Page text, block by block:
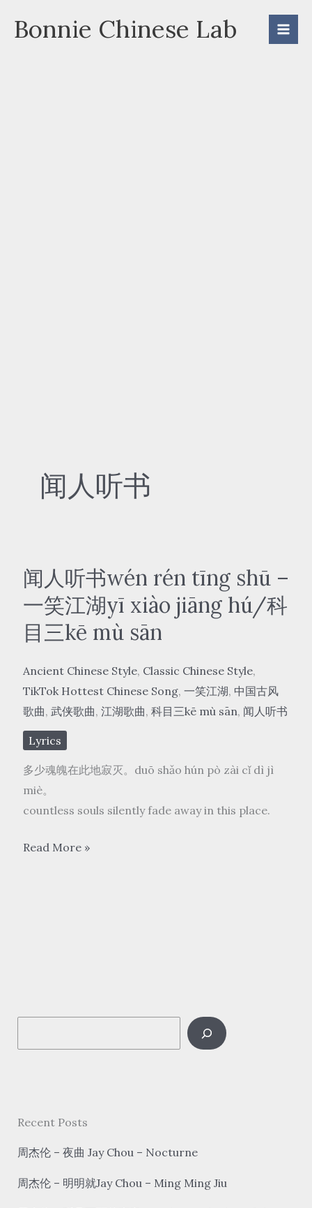
Bonnie Chinese Lab
闻人听书
闻人听书wén rén tīng shū –
一笑江湖yī xiào jiāng hú/科
目三kē mù sān
Ancient Chinese Style, Classic Chinese Style,
TikTok Hottest Chinese Song, 一笑江湖, 中国古风
歌曲, 武侠歌曲, 江湖歌曲, 科目三kē mù sān, 闻人听书
Lyrics
多少魂魄在此地寂灭。duō shǎo hún pò zài cǐ dì jì
miè。
countless souls silently fade away in this place.
闻
笑
xiào
jiāng
科
Read More »
e
c
Recent Posts
周杰伦 – 夜曲 Jay Chou – Nocturne
周杰伦 – 明明就Jay Chou – Ming Ming Jiu